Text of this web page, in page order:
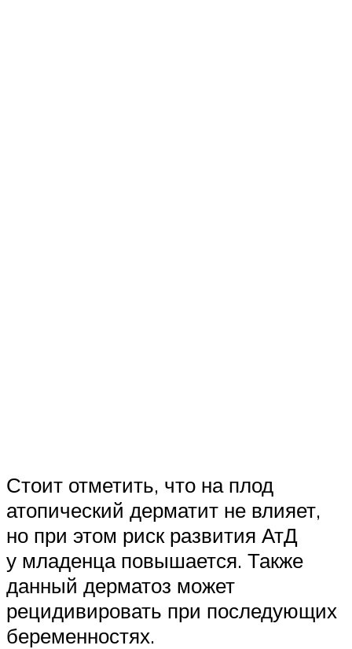
Стоит отметить, что на плод
атопический дерматит не влияет,
но при этом риск развития АтД
у младенца повышается. Также
данный дерматоз может
рецидивировать при последующих
беременностях.